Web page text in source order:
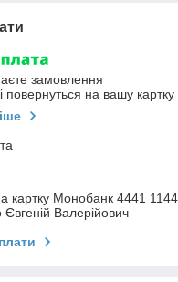
замовлення
повернуться на вашу картку
картку Монобанк 4441
Євгеній Валерійович